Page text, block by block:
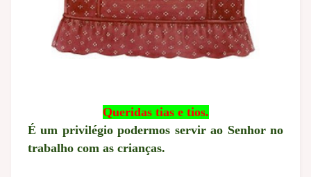
Queridas tias e tios.
É um privilégio podermos servir ao Senhor no
trabalho com as crianças.